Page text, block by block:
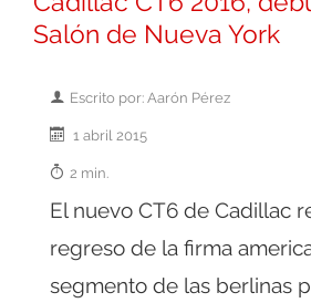
Salón de Nueva York
Escrito por: Aarón Pérez
1 abril 2015
2 min.
El nuevo CT6 de Cadillac
regreso de la firma
segmento de las berlinas